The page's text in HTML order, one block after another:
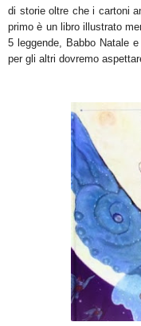
di storie oltre che i cartoni
primo è un libro illustrato
5 leggende, Babbo Natale
per gli altri dovremo